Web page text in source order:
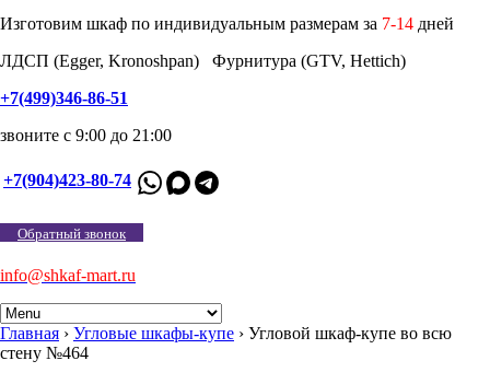
Изготовим шкаф по индивидуальным размерам за 7-14 дней
ЛДСП (Egger, Kronoshpan) Фурнитура (GTV, Hettich)
+7(499)346-86-51
звоните с 9:00 до 21:00
+7(904)423-80-74
Обратный звонок
info@shkaf-mart.ru
Главная › Угловые шкафы-купе › Угловой шкаф-купе во всю
стену №464